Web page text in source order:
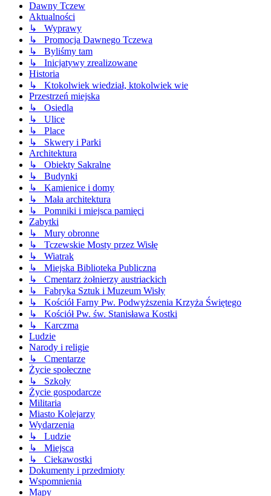
Dawny Tczew
Aktualności
↳ Wyprawy
↳ Promocja Dawnego Tczewa
↳ Byliśmy tam
↳ Inicjatywy zrealizowane
Historia
↳ Ktokolwiek wiedział, ktokolwiek wie
Przestrzeń miejska
↳ Osiedla
↳ Ulice
↳ Place
↳ Skwery i Parki
Architektura
↳ Obiekty Sakralne
↳ Budynki
↳ Kamienice i domy
↳ Mała architektura
↳ Pomniki i miejsca pamięci
Zabytki
↳ Mury obronne
↳ Tczewskie Mosty przez Wisłę
↳ Wiatrak
↳ Miejska Biblioteka Publiczna
↳ Cmentarz żołnierzy austriackich
↳ Fabryka Sztuk i Muzeum Wisły
↳ Kościół Farny Pw. Podwyższenia Krzyża Świętego
↳ Kościół Pw. św. Stanisława Kostki
↳ Karczma
Ludzie
Narody i religie
↳ Cmentarze
Życie społeczne
↳ Szkoły
Życie gospodarcze
Militaria
Miasto Kolejarzy
Wydarzenia
↳ Ludzie
↳ Miejsca
↳ Ciekawostki
Dokumenty i przedmioty
Wspomnienia
Mapy